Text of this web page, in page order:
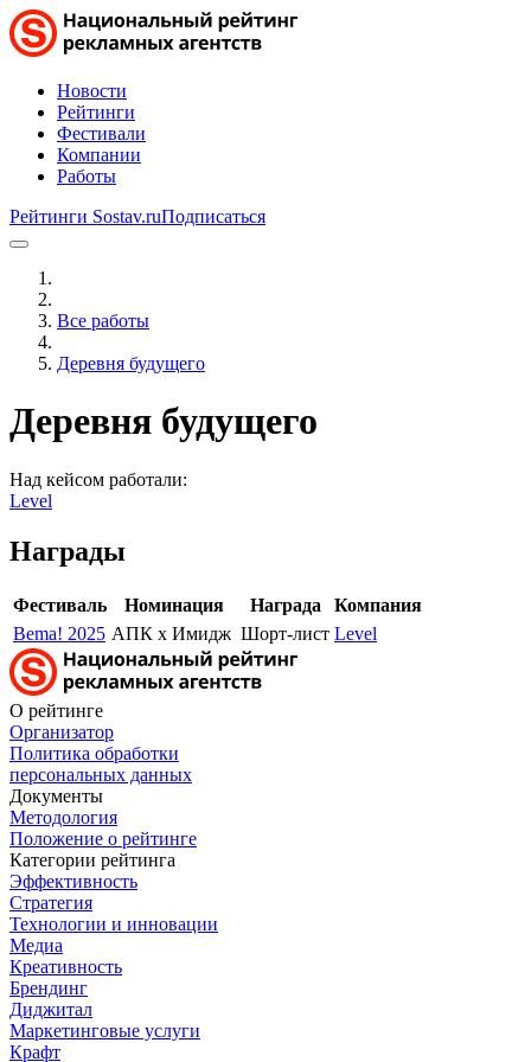
Новости
Рейтинги
Фестивали
Компании
Работы
Рейтинги Sostav.ruПодписаться
Все работы
Деревня будущего
Деревня будущего
Над кейсом работали:
Level
Награды
Фестиваль Номинация Награда
Компания
Bema! 2025 АПК x Имидж Шорт-лист Level
О рейтинге
Организатор
Политика обработки
персональных данных
Документы
Методология
Положение о рейтинге
Категории рейтинга
Эффективность
Стратегия
Технологии и инновации
Медиа
Креативность
Брендинг
Диджитал
Маркетинговые услуги
Крафт